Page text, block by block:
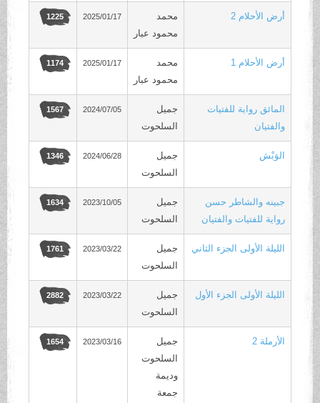
أرض الأحلام 2
محمد
محمود عبار
2025/01/17
1225
أرض الأحلام 1
محمد
محمود عبار
2025/01/17
1174
المائق رواية للفتيات
والفتيان
جميل
السلحوت
2024/07/05
1567
الوَبْش
جميل
السلحوت
2024/06/28
1346
جبينه والشاطر حسن
رواية للفتيات والفتيان
جميل
السلحوت
2023/10/05
1634
الليلة الأولى الجزء الثاني
جميل
السلحوت
2023/03/22
1761
الليلة الأولى الجزء الأول
جميل
السلحوت
2023/03/22
2882
الأرملة 2
جميل
السلحوت
وديمة
جمعة
2023/03/16
1654